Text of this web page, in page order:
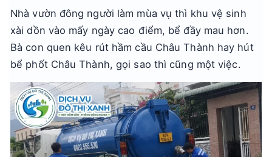
Nhà vườn đông người làm mùa vụ thì khu vệ sinh
xài dồn vào mấy ngày cao điểm, bể đầy mau hơn.
Bà con quen kêu rút hầm cầu Châu Thành hay hút
bể phốt Châu Thành, gọi sao thì cũng một việc.